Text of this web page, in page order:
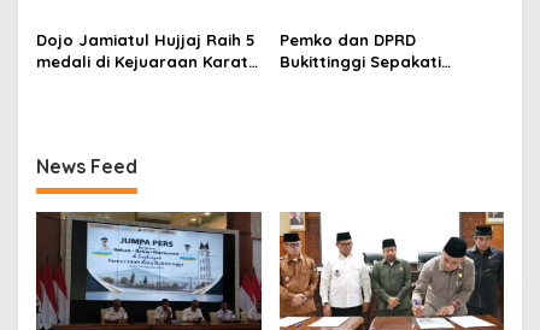
PP, GMNI Bukittinggi
Kecewa Wali Kota dan
DPRD Tak Hadir Temui
Festival Komite Pemula
Berat 40 Kg dalam
Kejuaraan Karate Jam
Dojo Jamiatul Hujjaj Raih 5
medali di Kejuaraan Karate
Pemko dan DPRD
Bukittinggi Sepakati
News Feed